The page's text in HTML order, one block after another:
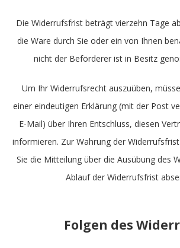
Die Widerrufsfrist beträgt vierzehn Tage
die Ware durch Sie oder ein von Ihnen
nicht der Beförderer ist in Besitz
Um Ihr Widerrufsrecht auszuüben,
einer eindeutigen Erklärung (mit der Post
E-Mail) über Ihren Entschluss, diesen
informieren. Zur Wahrung der
Sie die Mitteilung über die Ausübung des
Ablauf der Widerrufsfrist
Folgen des